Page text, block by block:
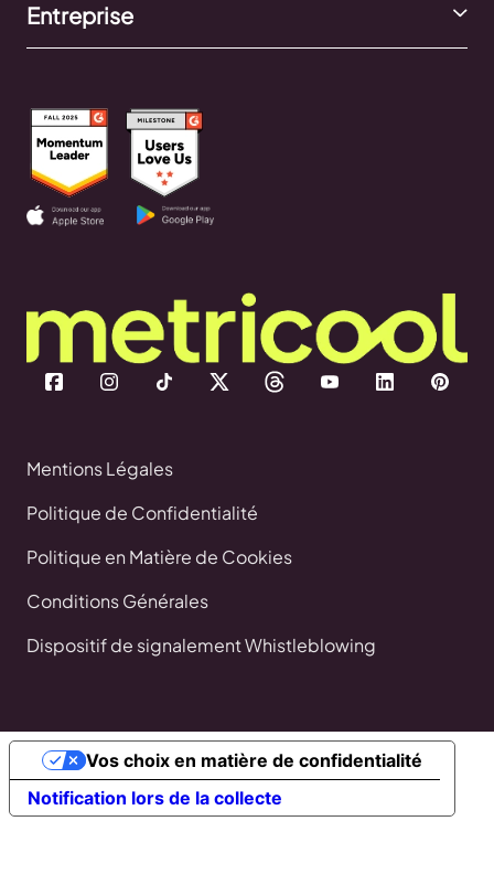
Entreprise
Mentions Légales
Politique de Confidentialité
Politique en Matière de Cookies
Conditions Générales
Dispositif de signalement Whistleblowing
Notification lors de la collecte
Vos choix en matière de confidentialité